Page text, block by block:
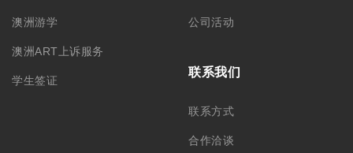
澳洲游学
澳洲ART上诉服务
学生签证
公司活动
联系我们
联系方式
合作洽谈